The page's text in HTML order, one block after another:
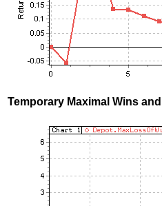
Temporary Maximal Wins